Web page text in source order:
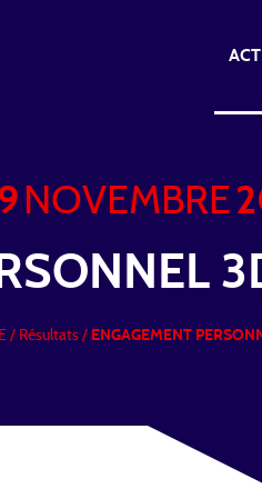
NOVEMBRE
/ Résultats / ENGAGEMENT